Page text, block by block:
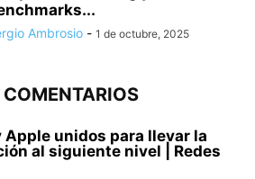
Ambrosio - 1 de octubre, 2025
COMENTARIOS
Apple unidos para llevar la
al siguiente nivel | Redes